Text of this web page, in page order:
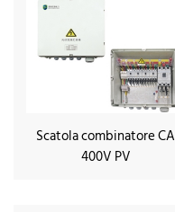
Scatola combinatore CA
400V PV